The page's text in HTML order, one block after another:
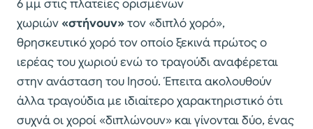
6 μμ στις πλατείες ορισμένων
χωριών«στήνουν»τον «διπλό χορό»,
θρησκευτικό χορό τον οποίο ξεκινά πρώτος ο
ιερέας του χωριού ενώ το τραγούδι αναφέρεται
στην ανάσταση του Ιησού. Έπειτα ακολουθούν
άλλα τραγούδια με ιδιαίτερο χαρακτηριστικό ότι
συχνά οι χοροί «διπλώνουν» και γίνονται δύο, ένας